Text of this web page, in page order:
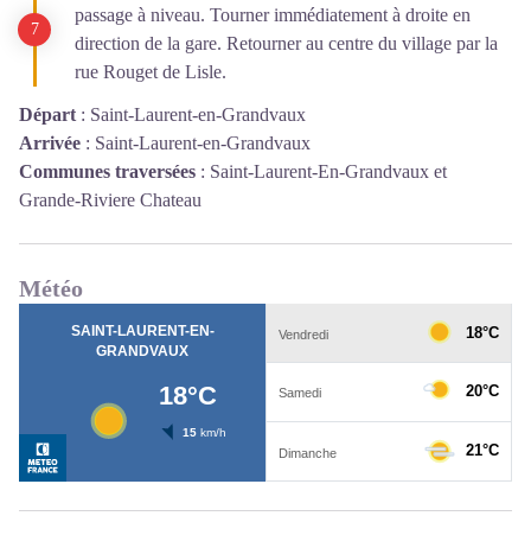
passage à niveau. Tourner immédiatement à droite en
direction de la gare. Retourner au centre du village par la
rue Rouget de Lisle.
Départ : Saint-Laurent-en-Grandvaux
Arrivée : Saint-Laurent-en-Grandvaux
Communes traversées : Saint-Laurent-En-Grandvaux et
Grande-Riviere Chateau
Météo